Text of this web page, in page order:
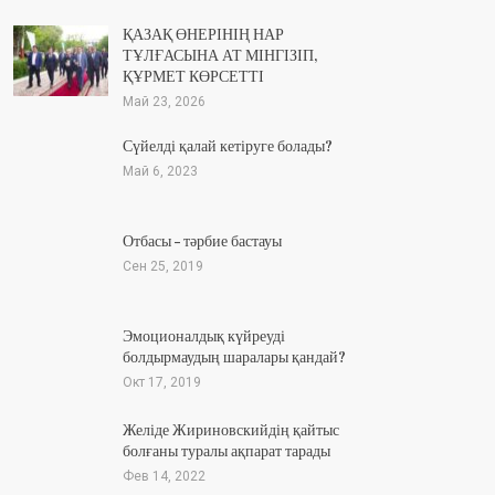
ҚАЗАҚ ӨНЕРІНІҢ НАР
ТҰЛҒАСЫНА АТ МІНГІЗІП,
ҚҰРМЕТ КӨРСЕТТІ
Май 23, 2026
Сүйелді қалай кетіруге болады?
Май 6, 2023
Отбасы – тәрбие бастауы
Сен 25, 2019
Эмоционалдық күйреуді
болдырмаудың шаралары қандай?
Окт 17, 2019
Желіде Жириновскийдің қайтыс
болғаны туралы ақпарат тарады
Фев 14, 2022